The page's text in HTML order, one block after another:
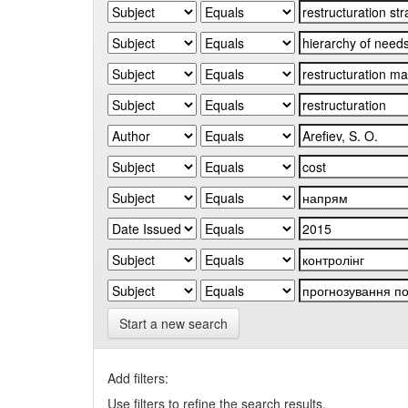
Start a new search
Add filters:
Use filters to refine the search results.